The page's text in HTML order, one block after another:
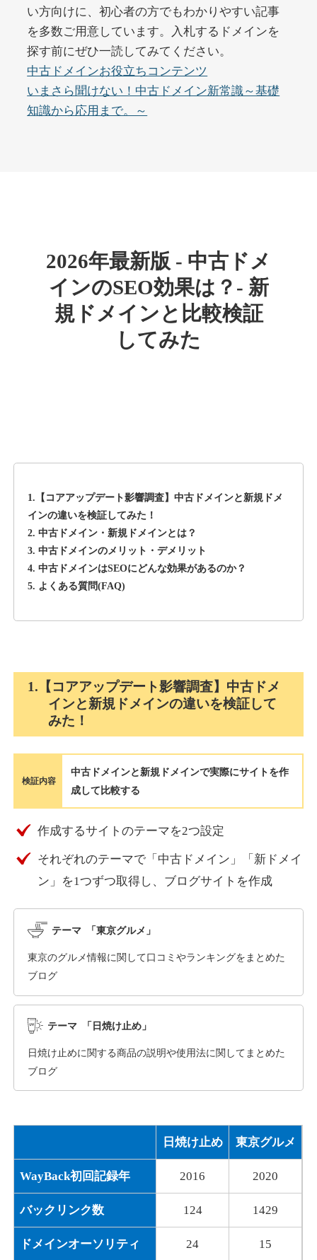
buywrite-plus.com
ジャンルその他
DA 45 外部リンク数4677 ドメイン年齢2年
10,800円 入札 0件
詳細を見る
外部リンク数963 ドメイン年齢
4,500円
rageboy.com
詳細を見る
sug-web.jp
ジャンル その他
DA42 外部リンク数740 ドメイン年齢13年
3,300円 入札 2件
詳細を見る
holocardstrategy.jp
ジャンル趣味
DA40 外部リンク数
3,300円 入札 3件
詳細を見る
suka-jp.com
ジャンルその他
DA 40 外部リンク数2518 ドメイン年齢1年
10,800円 入札 0件
詳細を見る
dka-hero.com
ジャンル その他
10,800円
詳細を見る
ジャンルその他
40
10,800円 入札 0件
い方向けに、初心者の方でもわかりやすい記事
を多数ご用意しています。入札するドメインを
探す前にぜひ一読してみてください。
中古ドメインお役立ちコンテンツ
いまさら聞けない！中古ドメイン新常識～基礎
知識から応用まで。～
2026年最新版 - 中古ドメ
インのSEO効果は？- 新
規ドメインと比較検証
してみた
1.【コアアップデート影響調査】中古ドメインと新規ドメ
インの違いを検証してみた！
2. 中古ドメイン・新規ドメインとは？
3. 中古ドメインのメリット・デメリット
4. 中古ドメインはSEOにどんな効果があるのか？
5. よくある質問(FAQ)
1.【コアアップデート影響調査】中古ドメ
インと新規ドメインの違いを検証して
みた！
検証内容
中古ドメインと新規ドメインで実際にサイトを作
成して比較する
作成するサイトのテーマを2つ設定
それぞれのテーマで「中古ドメイン」「新ドメイ
ン」を1つずつ取得し、ブログサイトを作成
テーマ 「東京グルメ」
東京のグルメ情報に関して口コミやランキングをまとめた
ブログ
テーマ 「日焼け止め」
日焼け止めに関する商品の説明や使用法に関してまとめた
ブログ
日焼け止め 東京グルメ
WayBack初回記録年 2016 2020
バックリンク数 124 1429
ドメインオーソリティ 24 15